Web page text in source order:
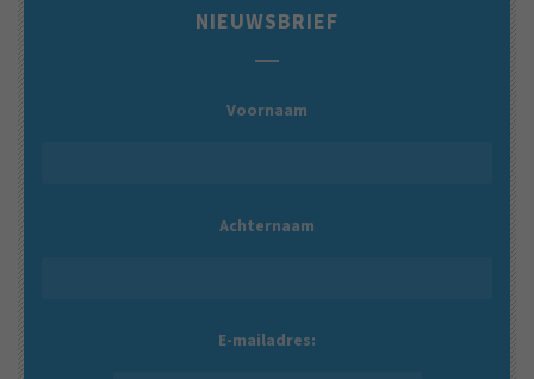
NIEUWSBRIEF
Voornaam
Achternaam
E-mailadres: